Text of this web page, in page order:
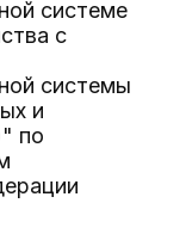
системе
с
системы
и
по